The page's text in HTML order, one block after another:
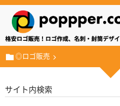
◎ロゴ販売
サイト内検索